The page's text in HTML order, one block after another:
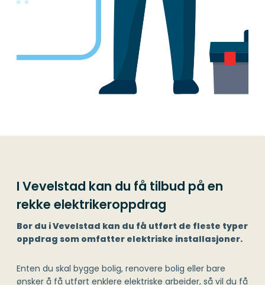
I Vevelstad kan du få tilbud på en
rekke elektrikeroppdrag
Bor du i Vevelstad kan du få utført de fleste typer
oppdrag som omfatter elektriske installasjoner.
Enten du skal bygge bolig, renovere bolig eller bare
ønsker å få utført enklere elektriske arbeider, så vil du få